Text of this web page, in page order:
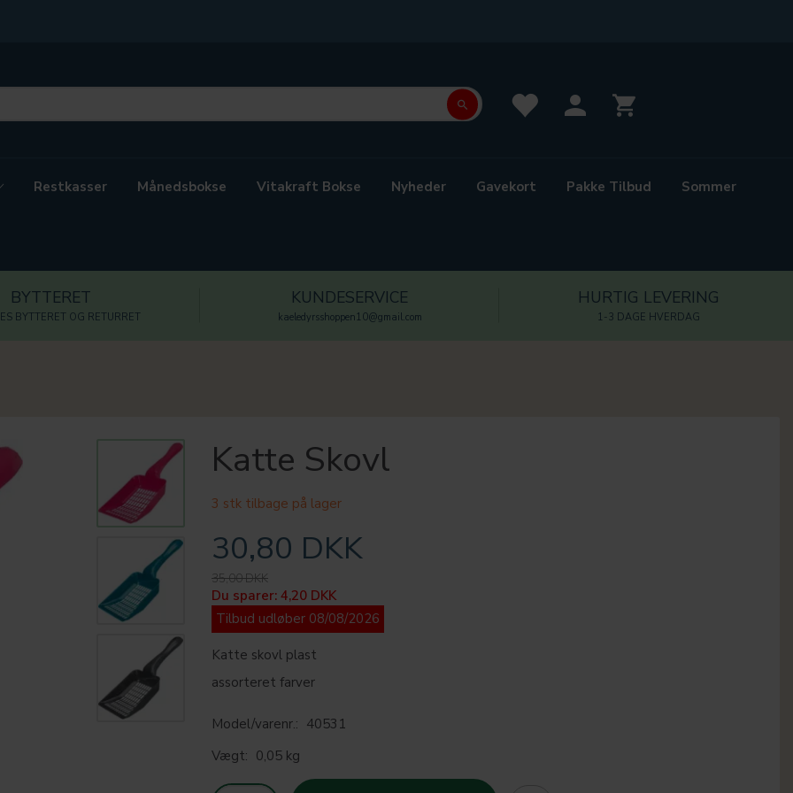
Restkasser Månedsbokse Vitakraft Bokse Nyheder Gavekort Pakke Tilbud Sommer
BYTTERET
BYTTERET OG RETURRET
KUNDESERVICE
kaeledyrsshoppen10@gmail.com
HURTIG LEVERING
1-3 DAGE HVERDAG
Katte Skovl
3 stk tilbage på lager
30,80 DKK
35,00 DKK
Du sparer: 4,20 DKK
Tilbud udløber 08/08/2026
Katte skovl plast
assorteret farver
Model/varenr.: 40531
Vægt: 0,05 kg